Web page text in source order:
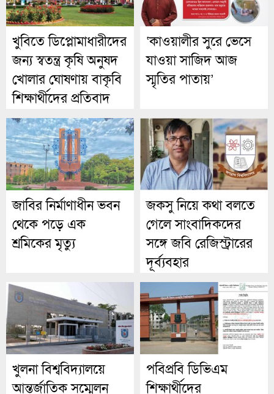
খুবিতে ডিপ্লোমাধারীদের
জন্য স্বতন্ত্র কৃষি অনুষদ
খোলার ঘোষণায় বাকৃবি
শিক্ষার্থীদের প্রতিবাদ
‘কাওয়ালীর সুরে ভেসে
যাওয়া সাজিদ আজ
স্মৃতির পাতায়’
জাবির নির্মাণাধীন ভবন
থেকে পড়ে এক
শ্রমিকের মৃত্যু
জকসু নিয়ে কথা বলতে
গেলে সাংবাদিকদের
সঙ্গে জবি রেজিস্ট্রারের
দূর্ব্যবহার
খুলনা বিশ্ববিদ্যালয়ে
আন্তর্জাতিক সম্মেলন
পবিপ্রবি ডিভিএম
শিক্ষার্থীদের